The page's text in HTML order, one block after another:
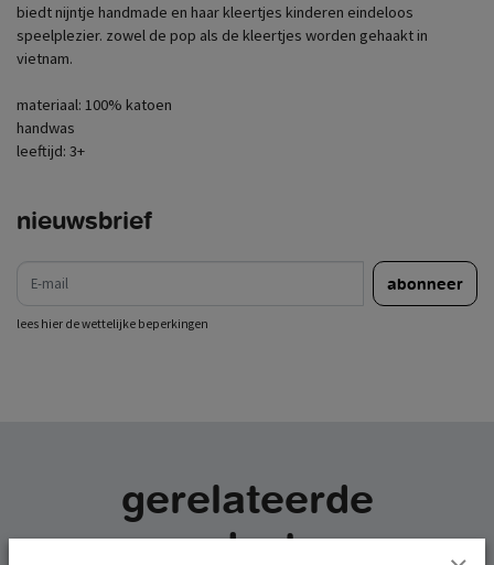
biedt nijntje handmade en haar kleertjes kinderen eindeloos
speelplezier. zowel de pop als de kleertjes worden gehaakt in
vietnam.
materiaal: 100% katoen
handwas
leeftijd: 3+
nieuwsbrief
abonneer
lees hier de wettelijke beperkingen
gerelateerde
producten